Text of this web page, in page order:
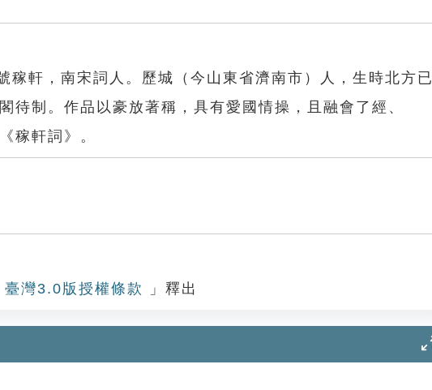
軒，南宋詞人。歷城（今山東省濟南市）人，生時北方已
待制。作品以豪放著稱，具有愛國情操，且融會了經、
稼軒詞》。
灣3.0版授權條款 」釋出